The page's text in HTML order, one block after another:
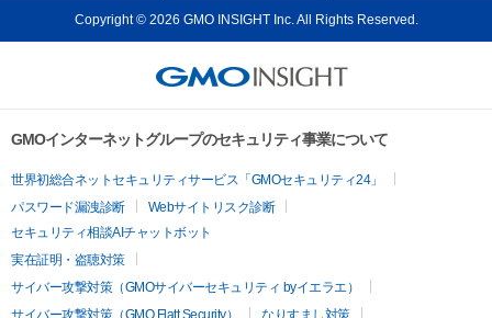
Copyright © 2026 GMO INSIGHT Inc. All Rights Reserved.
GMOインターネットグループのセキュリティ事業について
世界初総合ネットセキュリティサービス「GMOセキュリティ24」
パスワード漏洩診断
Webサイトリスク診断
セキュリティ相談AIチャットボット
実在証明・盗聴対策
サイバー攻撃対策（GMOサイバーセキュリティ byイエラエ）